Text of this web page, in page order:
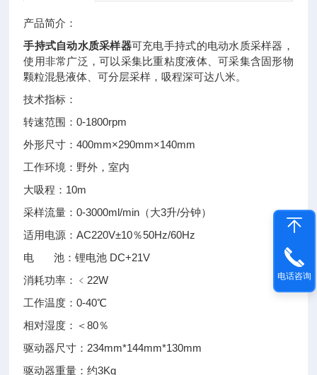
产品简介：
手持式自动水质采样器可充电手持式的电动水质采样器，
使用非常广泛，可以采集比重粘度液体、可采集含固形物
颗粒混悬液体、可分层采样，吸程深可达八米。
技术指标：
转速范围：0-1800rpm
外形尺寸：400mm×290mm×140mm
工作环境：野外，室内
大吸程：10m
采样流量：0-3000ml/min（大3升/分钟）
适用电源：AC220V±10％50Hz/60Hz
电 池：锂电池 DC+21V
消耗功率：﹤22W
工作温度：0-40℃
相对湿度：＜80％
驱动器尺寸：234mm*144mm*130mm
驱动器重量：约3Kg
电话咨询